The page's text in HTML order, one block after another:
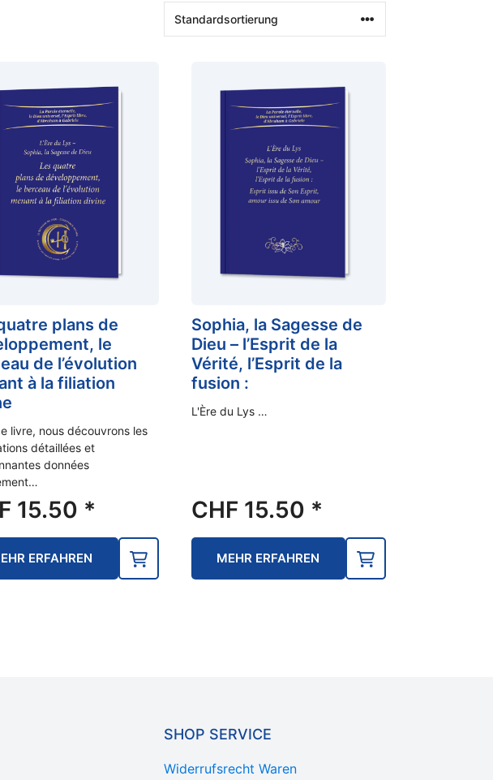
plans de
le
de l’évolution
à la filiation
livre, nous découvrons les
détaillées et
données
15.50 *
ERFAHREN
Sophia, la Sagesse de
Dieu – l’Esprit de la
Vérité, l’Esprit de la
fusion :
L'Ère du Lys …
CHF 15.50 *
MEHR ERFAHREN
SHOP SERVICE
Widerrufsrecht Waren